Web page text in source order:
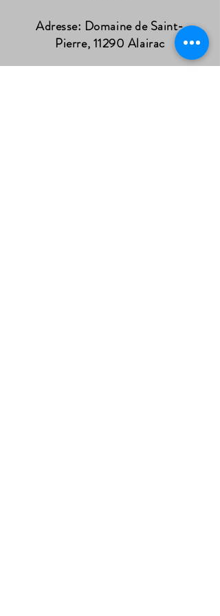
Adresse: Domaine de Saint-
Pierre, 11290 Alairac